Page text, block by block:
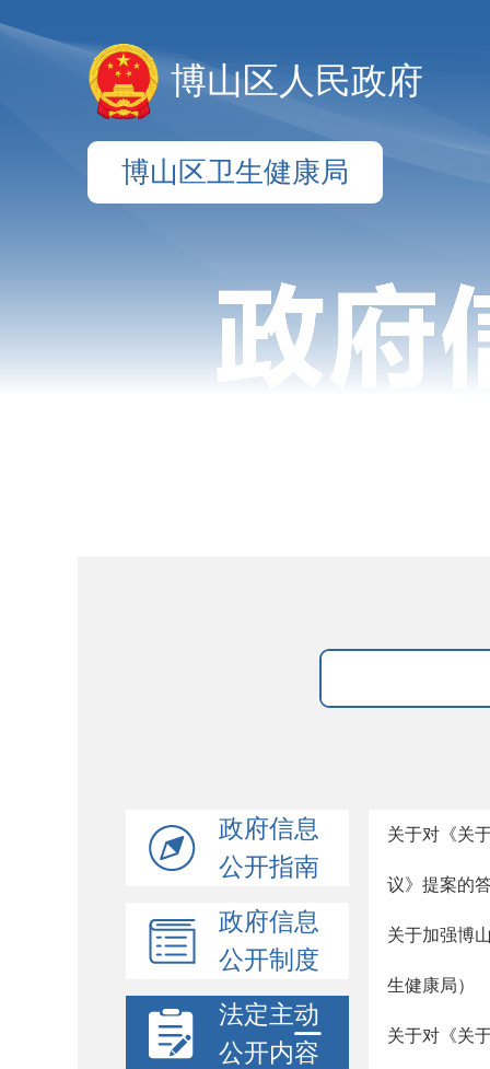
博山区人民政府
博山区卫生健康局
政府信息
公开指南
政府信息
公开制度
法定主动
公开内容
关于对《关
议》提案的
关于加强博
生健康局）
关于对《关